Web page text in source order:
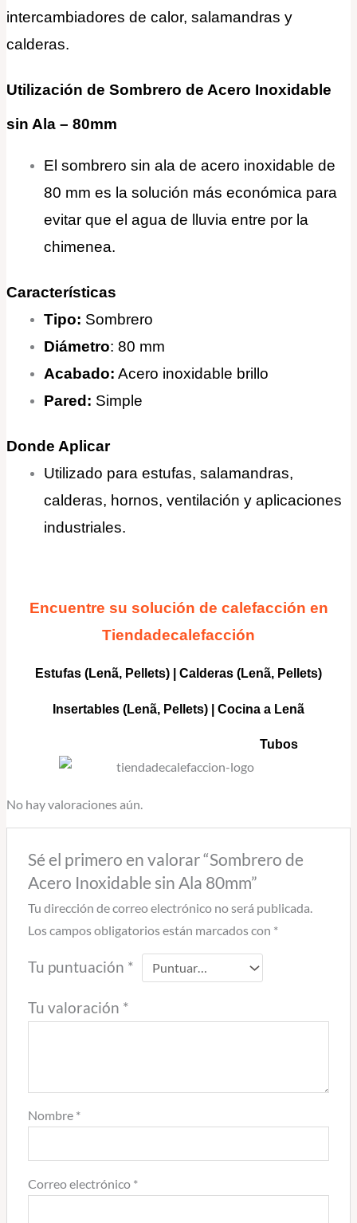
intercambiadores de calor, salamandras y
calderas.
Utilización de Sombrero de Acero Inoxidable
sin Ala – 80mm
El sombrero sin ala de acero inoxidable de
80 mm es la solución más económica para
evitar que el agua de lluvia entre por la
chimenea.
Características
Tipo: Sombrero
Diámetro: 80 mm
Acabado: Acero inoxidable brillo
Pared: Simple
Donde Aplicar
Utilizado para estufas, salamandras,
calderas, hornos, ventilación y aplicaciones
industriales.
Encuentre su solución de calefacción en
Tiendadecalefacción
Estufas (Lenã, Pellets) Calderas (Lenã, Pellets)
Insertables (Lenã, Pellets) | Cocina a Lenã
Tubos
No hay valoraciones aún.
Sé el primero en valorar “Sombrero de
Acero Inoxidable sin Ala 80mm”
Tu dirección de correo electrónico no será publicada.
Los campos obligatorios están marcados con *
Tu puntuación *
Tu valoración *
Nombre *
Correo electrónico *